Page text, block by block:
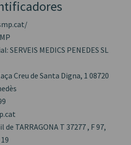
SERVEIS MEDICS PENEDES SL
Creu de Santa Digna, 1 08720
TARRAGONA T 37277 , F 97,